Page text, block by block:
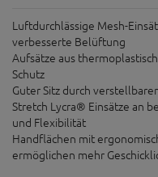
Luftdurchlässige Mesh-
verbesserte Belüftung
Aufsätze aus
Schutz
Guter Sitz durch
Stretch Lycra® Einsätze an
und Flexibilität
Handflächen mit
ermöglichen mehr